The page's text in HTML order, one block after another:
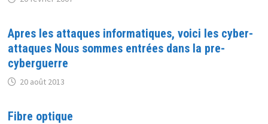
Apres les attaques informatiques, voici les cyber-
attaques Nous sommes entrées dans la pre-
cyberguerre
20 août 2013
Fibre optique